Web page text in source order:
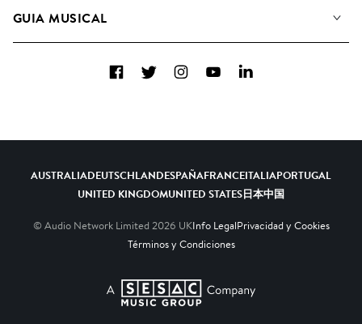
Candidaturas Nuevos Compositores
GUIA MUSICAL
FacebookTwitterInstagramYouTubeLinkedIn
AUSTRALIADEUTSCHLANDESPAÑAFRANCEITALIAPORTUGAL
UNITED KINGDOMUNITED STATES日本中国
© Audio Network Limited 2026 UKInfo LegalPrivacidad y Cookies
Términos y Condiciones
A SESAC Company